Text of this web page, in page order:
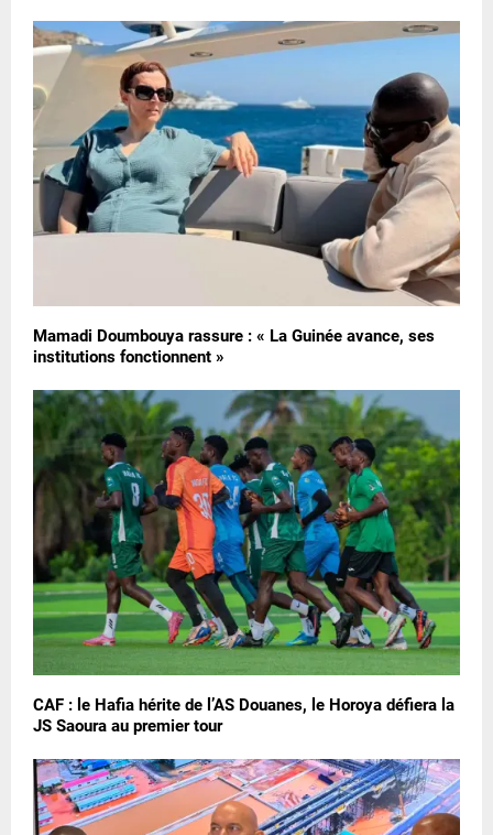
Mamadi Doumbouya rassure : « La Guinée avance, ses
institutions fonctionnent »
CAF : le Hafia hérite de l’AS Douanes, le Horoya défiera la
JS Saoura au premier tour